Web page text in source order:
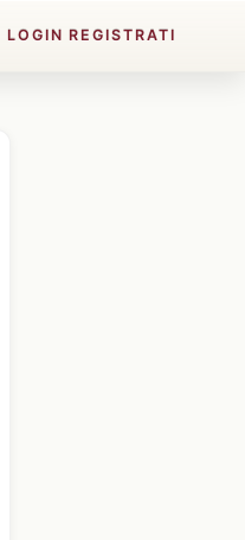
LOGIN REGISTRATI